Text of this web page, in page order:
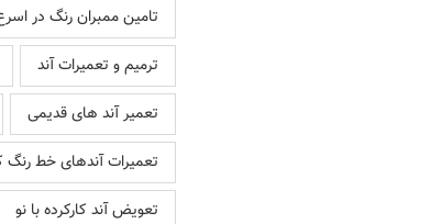
تامین ممبران رنگ در
ترمیم و تعمیرات آند
تعمیر آند های قدیمی
تعمیرات آندهای خط رنگ
تعویض آند کارکرده با نو